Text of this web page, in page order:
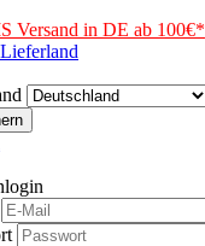
Versand in DE ab 100€*
Lieferland